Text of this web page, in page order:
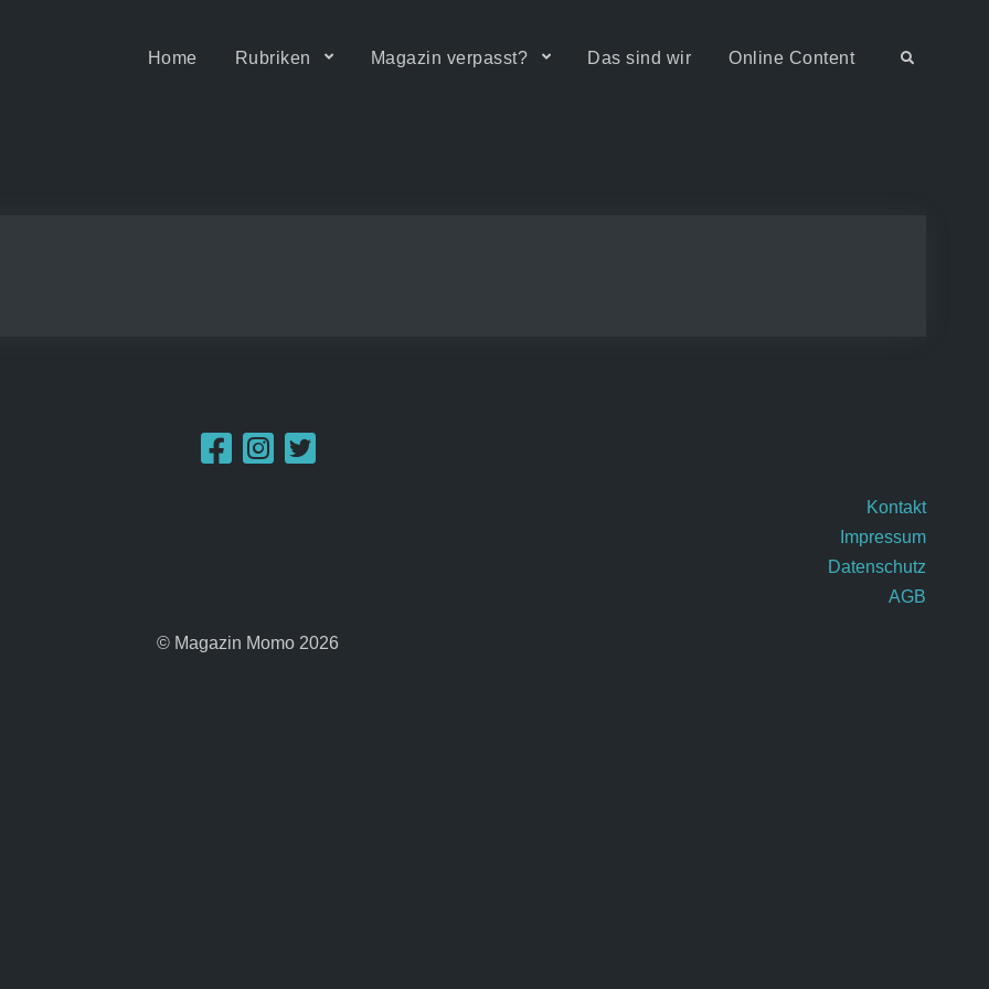
• Motion & Barrierefrei
Home Rubriken Magazin verpasst? Das sind wir Online Content Search
Kontakt
Impressum
Datenschutz
AGB
© Magazin Momo 2026